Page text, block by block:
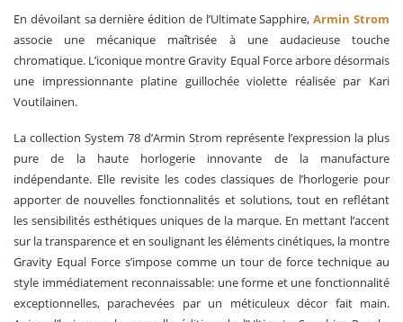
En dévoilant sa dernière édition de l’Ultimate Sapphire,Armin Strom
associe une mécanique maîtrisée à une audacieuse touche
chromatique. L’iconique montre Gravity Equal Force arbore désormais
une impressionnante platine guillochée violette réalisée par Kari
Voutilainen.
La collection System 78 d’Armin Strom représente l’expression la plus
pure de la haute horlogerie innovante de la manufacture
indépendante. Elle revisite les codes classiques de l’horlogerie pour
apporter de nouvelles fonctionnalités et solutions, tout en reflétant
les sensibilités esthétiques uniques de la marque. En mettant l’accent
sur la transparence et en soulignant les éléments cinétiques, la montre
Gravity Equal Force s’impose comme un tour de force technique au
style immédiatement reconnaissable: une forme et une fonctionnalité
exceptionnelles, parachevées par un méticuleux décor fait main.